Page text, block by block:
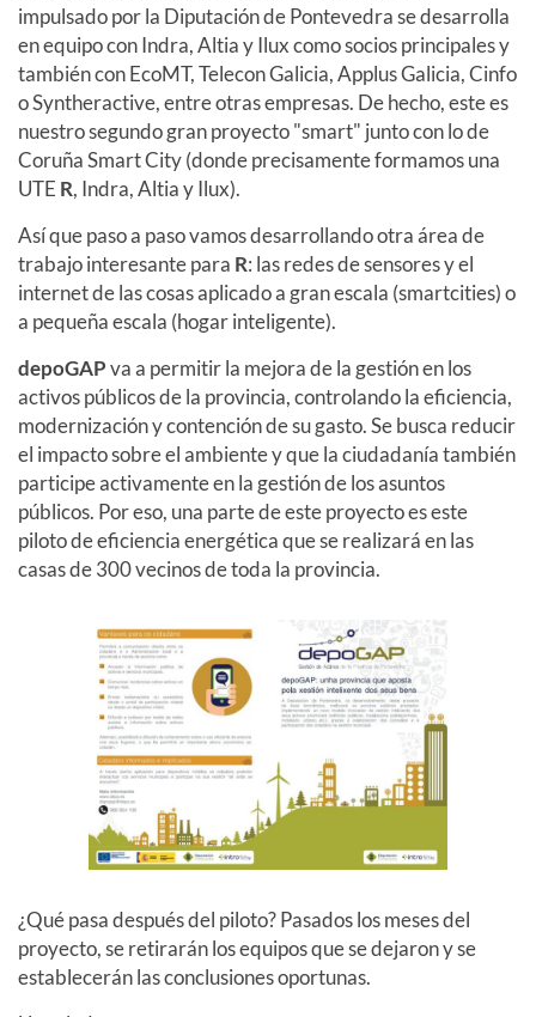
impulsado por la Diputación de Pontevedra se desarrolla
en equipo con Indra, Altia y Ilux como socios principales y
también con EcoMT, Telecon Galicia, Applus Galicia, Cinfo
o Syntheractive, entre otras empresas. De hecho, este es
nuestro segundo gran proyecto "smart" junto con lo de
Coruña Smart City (donde precisamente formamos una
UTE R, Indra, Altia y Ilux).
Así que paso a paso vamos desarrollando otra área de
trabajo interesante para R: las redes de sensores y el
internet de las cosas aplicado a gran escala (smartcities) o
a pequeña escala (hogar inteligente).
depoGAPva a permitir la mejora de la gestión en los
activos públicos de la provincia, controlando la eficiencia,
modernización y contención de su gasto. Se busca reducir
el impacto sobre el ambiente y que la ciudadanía también
participe activamente en la gestión de los asuntos
públicos. Por eso, una parte de este proyecto es este
piloto de eficiencia energética que se realizará en las
casas de 300 vecinos de toda la provincia.
¿Qué pasa después del piloto? Pasados los meses del
proyecto, se retirarán los equipos que se dejaron y se
establecerán las conclusiones oportunas.